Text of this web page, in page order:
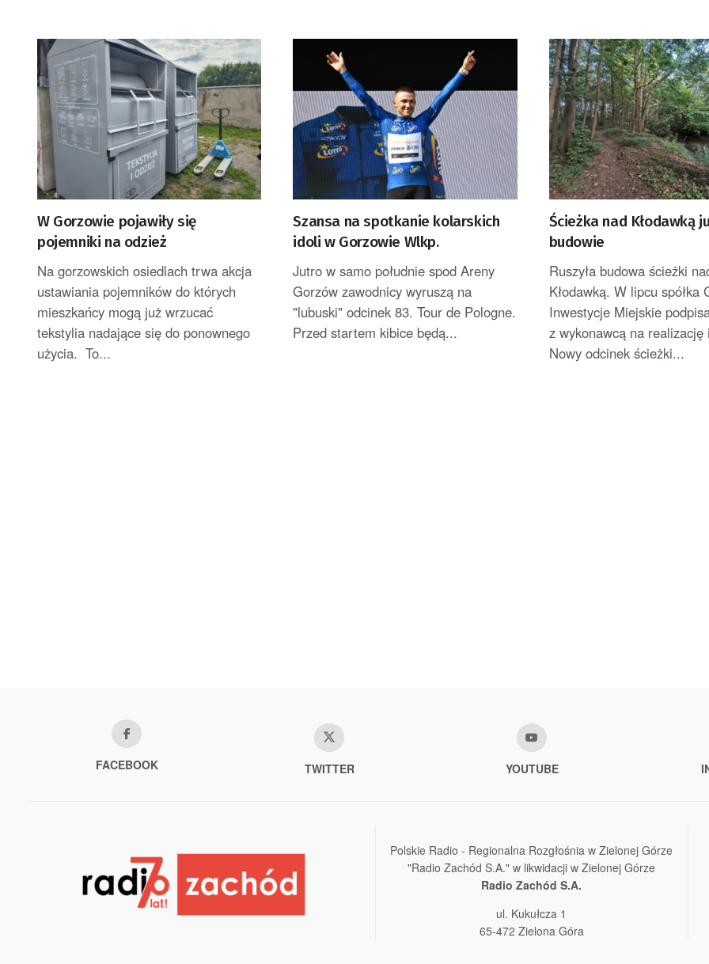
W Gorzowie pojawiły się
pojemniki na odzież
Na gorzowskich osiedlach trwa akcja
ustawiania pojemników do których
mieszkańcy mogą już wrzucać
tekstylia nadające się do ponownego
użycia. To...
Szansa na spotkanie kolarskich
idoli w Gorzowie Wlkp.
Jutro w samo południe spod Areny
Gorzów zawodnicy wyruszą na
"lubuski" odcinek 83. Tour de Pologne.
Przed startem kibice będą...
Ścieżka nad Kłodawką
budowie
Ruszyła budowa ścieżki
Kłodawką. W lipcu spółka
Inwestycje Miejskie
z wykonawcą na realizację
Nowy odcinek ścieżki...
FACEBOOK TWITTER YOUTUBE
Polskie Radio - Regionalna Rozgłośnia w Zielonej Górze
"Radio Zachód S.A." w likwidacji w Zielonej Górze
Radio Zachód S.A.
ul. Kukułcza 1
65-472 Zielona Góra